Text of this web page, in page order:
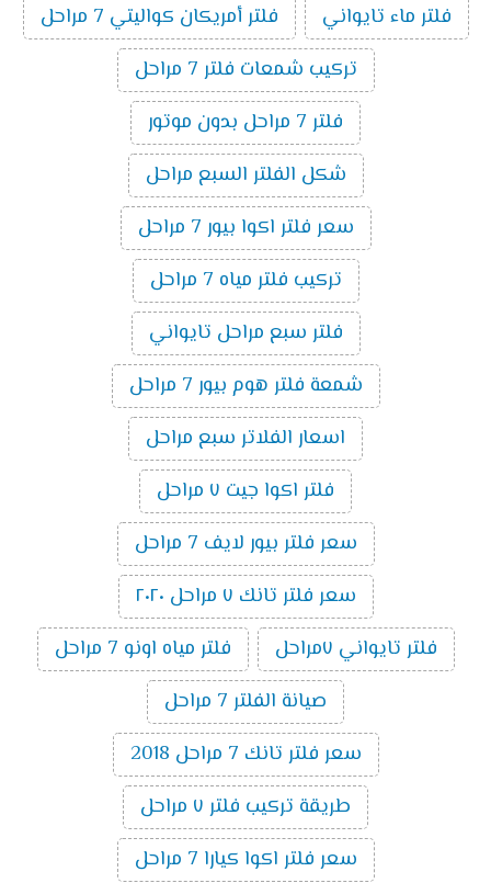
السعر سعر فلتر مياه اكوا جيم 7 مراحل 6400 جنيه
مصري اتصل الآن للشراء: 01119150007 اتصل الآن
للشراء: 01069694007 لمزيد من التفاصيل، يمكنك
زيارة موقعنا الإلكتروني.
فلتر ماء تايواني
فلتر أمريكان كواليتي 7 مراحل
تركيب شمعات فلتر 7 مراحل
فلتر 7 مراحل بدون موتور
شكل الفلتر السبع مراحل
سعر فلتر اكوا بيور 7 مراحل
تركيب فلتر مياه 7 مراحل
فلتر سبع مراحل تايواني
شمعة فلتر هوم بيور 7 مراحل
اسعار الفلاتر سبع مراحل
فلتر اكوا جيت ٧ مراحل
سعر فلتر بيور لايف 7 مراحل
سعر فلتر تانك ٧ مراحل ٢٠٢٠
فلتر تايواني ٧مراحل
فلتر مياه اونو 7 مراحل
صيانة الفلتر 7 مراحل
سعر فلتر تانك 7 مراحل 2018
طريقة تركيب فلتر ٧ مراحل
سعر فلتر اكوا كيارا 7 مراحل